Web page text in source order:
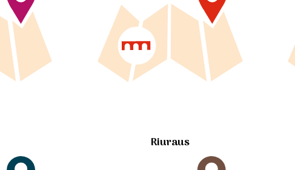
Riuraus